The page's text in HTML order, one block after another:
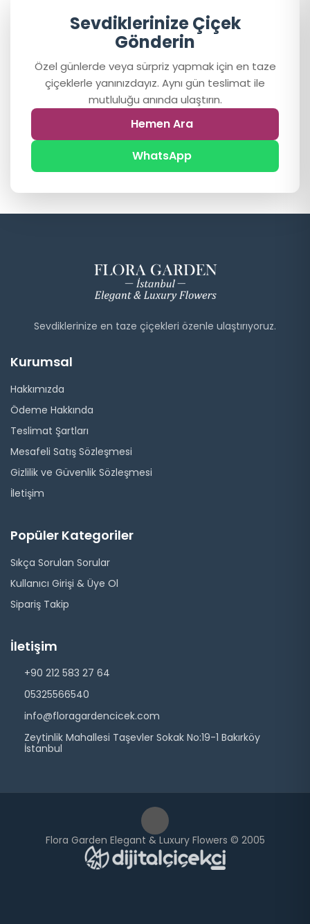
Sevdiklerinize Çiçek
Gönderin
Özel günlerde veya sürpriz yapmak için en taze
çiçeklerle yanınızdayız. Aynı gün teslimat ile
mutluluğu anında ulaştırın.
Hemen Ara
WhatsApp
Sevdiklerinize en taze çiçekleri özenle ulaştırıyoruz.
Kurumsal
Hakkımızda
Ödeme Hakkında
Teslimat Şartları
Mesafeli Satış Sözleşmesi
Gizlilik ve Güvenlik Sözleşmesi
İletişim
Popüler Kategoriler
Sıkça Sorulan Sorular
Kullanıcı Girişi & Üye Ol
Sipariş Takip
İletişim
+90 212 583 27 64
05325566540
info@floragardencicek.com
Zeytinlik Mahallesi Taşevler Sokak No:19-1 Bakırköy
İstanbul
Flora Garden Elegant & Luxury Flowers © 2005